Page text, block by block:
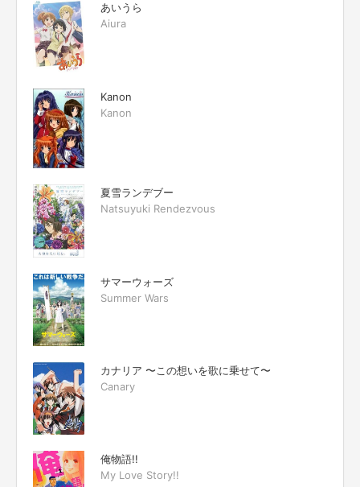
あいうら
Aiura
Kanon
Kanon
夏雪ランデブー
Natsuyuki Rendezvous
サマーウォーズ
Summer Wars
カナリア 〜この想いを歌に乗せて〜
Canary
俺物語!!
My Love Story!!